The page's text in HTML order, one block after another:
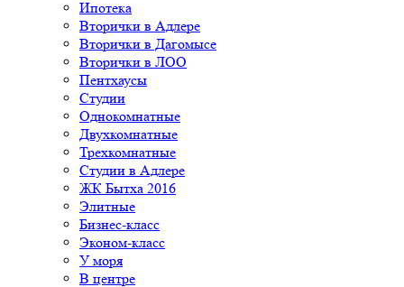
Ипотека
Вторички в Адлере
Вторички в Дагомысе
Вторички в ЛОО
Пентхаусы
Студии
Однокомнатные
Двухкомнатные
Трехкомнатные
Студии в Адлере
ЖК Бытха 2016
Элитные
Бизнес-класс
Эконом-класс
У моря
В центре